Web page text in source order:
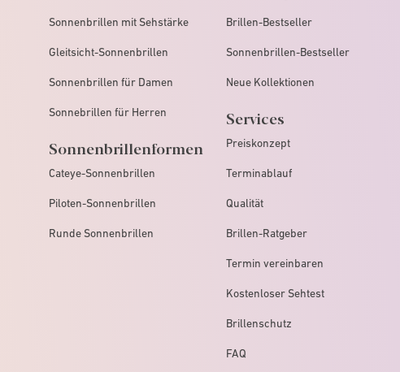
Sonnenbrillen mit Sehstärke
Gleitsicht-Sonnenbrillen
Sonnenbrillen für Damen
Sonnebrillen für Herren
Sonnenbrillenformen
Cateye-Sonnenbrillen
Piloten-Sonnenbrillen
Runde Sonnenbrillen
Brillen-Bestseller
Sonnenbrillen-Bestseller
Neue Kollektionen
Services
Preiskonzept
Terminablauf
Qualität
Brillen-Ratgeber
Termin vereinbaren
Kostenloser Sehtest
Brillenschutz
FAQ